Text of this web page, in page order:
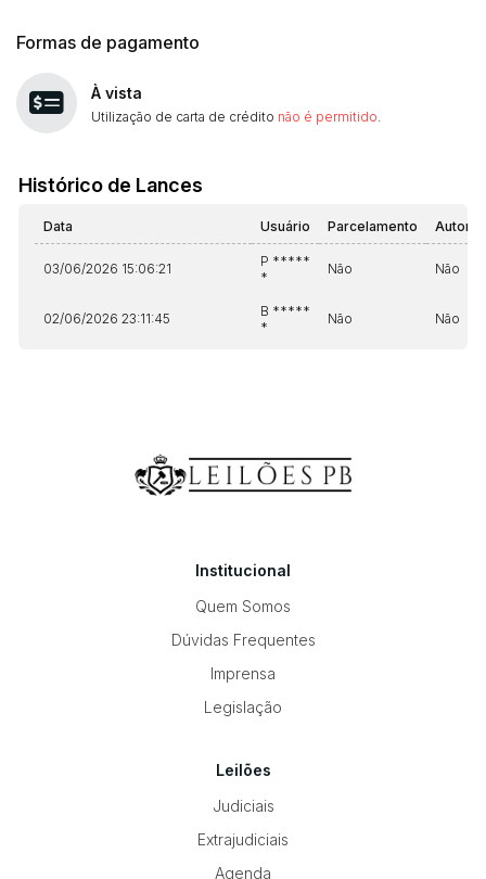
Formas de pagamento
À vista
Utilização de carta de crédito não é permitido
Histórico de Lances
Data Usuário Parcelamento
03/06/2026 15:06:21
P *****
*
Não Não
02/06/2026 23:11:45
B *****
*
Não Não
Institucional
Quem Somos
Dúvidas Frequentes
Imprensa
Legislação
Leilões
Judiciais
Extrajudiciais
Agenda